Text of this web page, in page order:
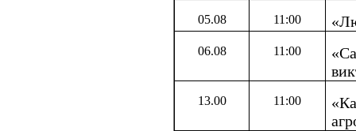
05.08 11:00
06.08 11:00
13.00 11:00